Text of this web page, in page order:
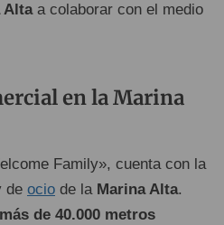
Altaa colaborar con el medio
en la Marina
Family», cuenta con la
de ocio de la Marina Alta.
de 40.000 metros